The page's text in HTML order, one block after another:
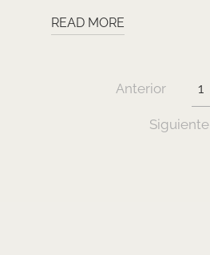
READ MORE
Anterior 1
Siguiente